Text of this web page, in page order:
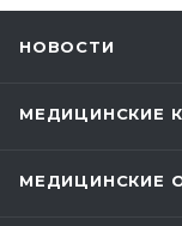
НОВОСТИ
МЕДИЦИНСКИЕ
МЕДИЦИНСКИЕ